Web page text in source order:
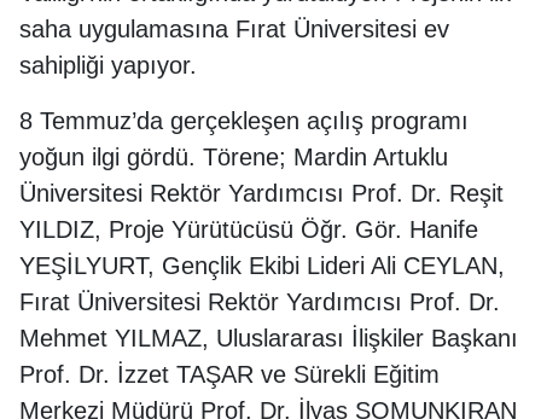
saha uygulamasına Fırat Üniversitesi ev
sahipliği yapıyor.
8 Temmuz’da gerçekleşen açılış programı
yoğun ilgi gördü. Törene; Mardin Artuklu
Üniversitesi Rektör Yardımcısı Prof. Dr. Reşit
YILDIZ, Proje Yürütücüsü Öğr. Gör. Hanife
YEŞİLYURT, Gençlik Ekibi Lideri Ali CEYLAN,
Fırat Üniversitesi Rektör Yardımcısı Prof. Dr.
Mehmet YILMAZ, Uluslararası İlişkiler Başkanı
Prof. Dr. İzzet TAŞAR ve Sürekli Eğitim
Merkezi Müdürü Prof. Dr. İlyas SOMUNKIRAN